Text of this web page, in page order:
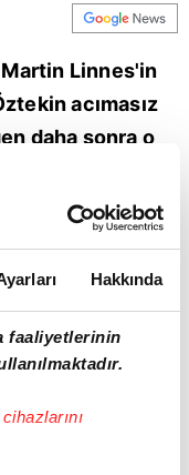
Hakkında
faaliyetlerinin
Martin Linnes'in
acımasız
daha sonra o
alırım, bilen var